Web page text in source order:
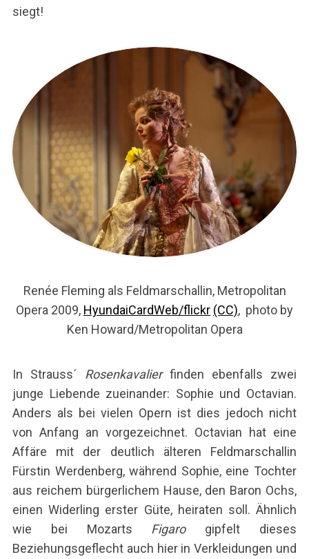
siegt!
Renée Fleming als Feldmarschallin, Metropolitan
Opera 2009, HyundaiCardWeb/flickr (CC), photo by
Ken Howard/Metropolitan Opera
In Strauss´ Rosenkavalierfinden ebenfalls zwei
junge Liebende zueinander: Sophie und Octavian.
Anders als bei vielen Opern ist dies jedoch nicht
von Anfang an vorgezeichnet. Octavian hat eine
Affäre mit der deutlich älteren Feldmarschallin
Fürstin Werdenberg, während Sophie, eine Tochter
aus reichem bürgerlichem Hause, den Baron Ochs,
einen Widerling erster Güte, heiraten soll. Ähnlich
wie bei Mozarts Figarogipfelt dieses
Beziehungsgeflecht auch hier in Verkleidungen und